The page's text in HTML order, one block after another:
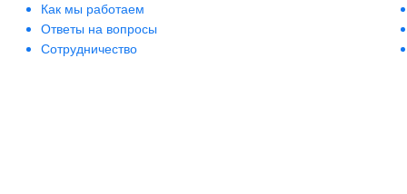
Как мы работаем
Ответы на вопросы
Сотрудничество